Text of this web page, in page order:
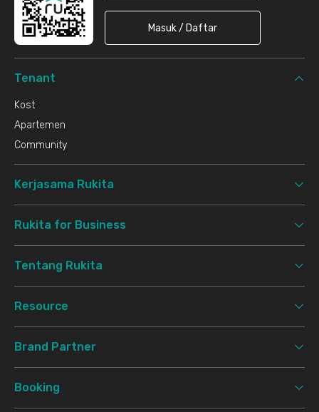
Masuk / Daftar
Tenant
Kost
Apartemen
Community
Kerjasama Rukita
Rukita for Business
Tentang Rukita
Resource
Brand Partner
Booking